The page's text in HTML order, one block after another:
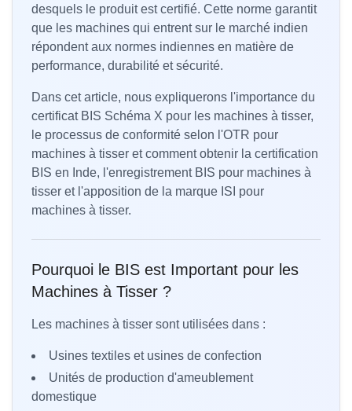
desquels le produit est certifié. Cette norme garantit
que les machines qui entrent sur le marché indien
répondent aux normes indiennes en matière de
performance, durabilité et sécurité.
Dans cet article, nous expliquerons l'importance du
certificat BIS Schéma X pour les machines à tisser,
le processus de conformité selon l'OTR pour
machines à tisser et comment obtenir la certification
BIS en Inde, l'enregistrement BIS pour machines à
tisser et l'apposition de la marque ISI pour
machines à tisser.
Pourquoi le BIS est Important pour les
Machines à Tisser ?
Les machines à tisser sont utilisées dans :
Usines textiles et usines de confection
Unités de production d'ameublement
domestique